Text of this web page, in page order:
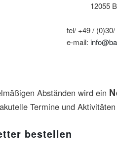
12055
tel/ +49 / (0)30/
e-mail:
Abständen wird ein
Termine und
bestellen